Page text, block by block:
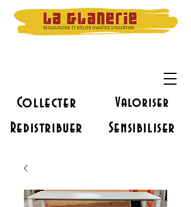
Collecter Valoriser
Redistribuer Sensibiliser